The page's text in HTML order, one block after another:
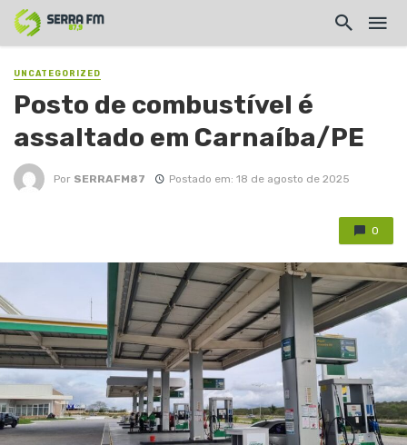
UNCATEGORIZED
Posto de combustível é
assaltado em Carnaíba/PE
Por SERRAFM87 Postado em: 18 de agosto de 2025
0